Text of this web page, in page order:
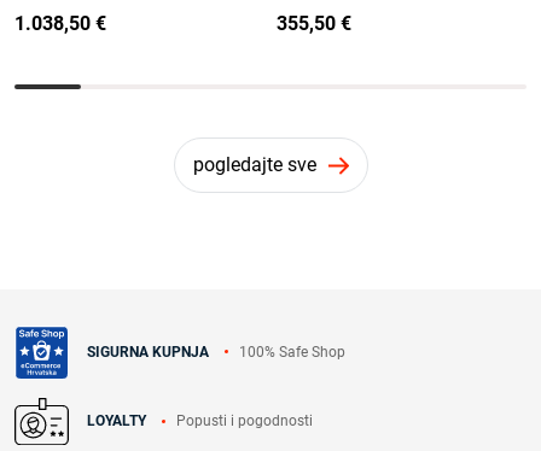
1.038,50 € 355,50 €
pogledajte sve
SIGURNA KUPNJA 100% Safe Shop
LOYALTY Popusti i pogodnosti